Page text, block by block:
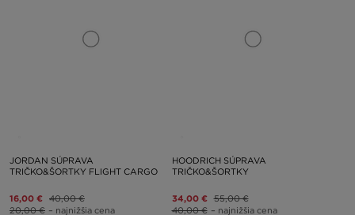
JORDAN SÚPRAVA
TRIČKO&ŠORTKY FLIGHT CARGO
16,00 € 40,00 €
20,00 € – najnižšia cena
HOODRICH SÚPRAVA
TRIČKO&ŠORTKY
34,00 € 55,00 €
40,00 € – najnižšia cena